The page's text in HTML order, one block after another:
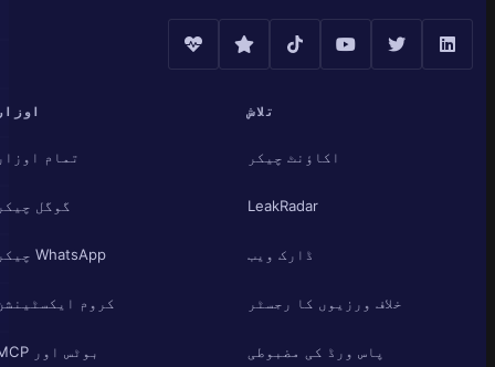
تلاش
اکاؤنٹ چیکر
LeakRadar
ڈارک ویب
خلاف ورزیوں کا رجسٹر
پاس ورڈ کی مضبوطی
اوزار
تمام اوزار
گوگل چیکر
WhatsApp چیکر
کروم ایکسٹینشن
بوٹس اور MCP